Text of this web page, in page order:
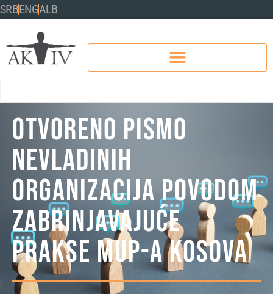
SRBENGALB
OTVORENO PISMO
NEVLADINIH
ORGANIZACIJA POVODOM
ZABRINJAVAJUĆE
PRAKSE MUP-A KOSOVA